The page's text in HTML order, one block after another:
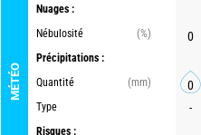
MÉTÉO
Nuages :
Nébulosité
(%)
Précipitations :
Quantité
(mm)
Type
Risques :
0
0
-